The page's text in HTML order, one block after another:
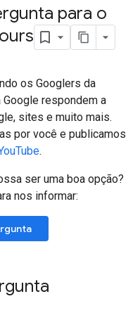
para o
os Googlers da
respondem a
sites e muito mais.
por você e publicamos
.
ser uma boa opção?
nos informar: